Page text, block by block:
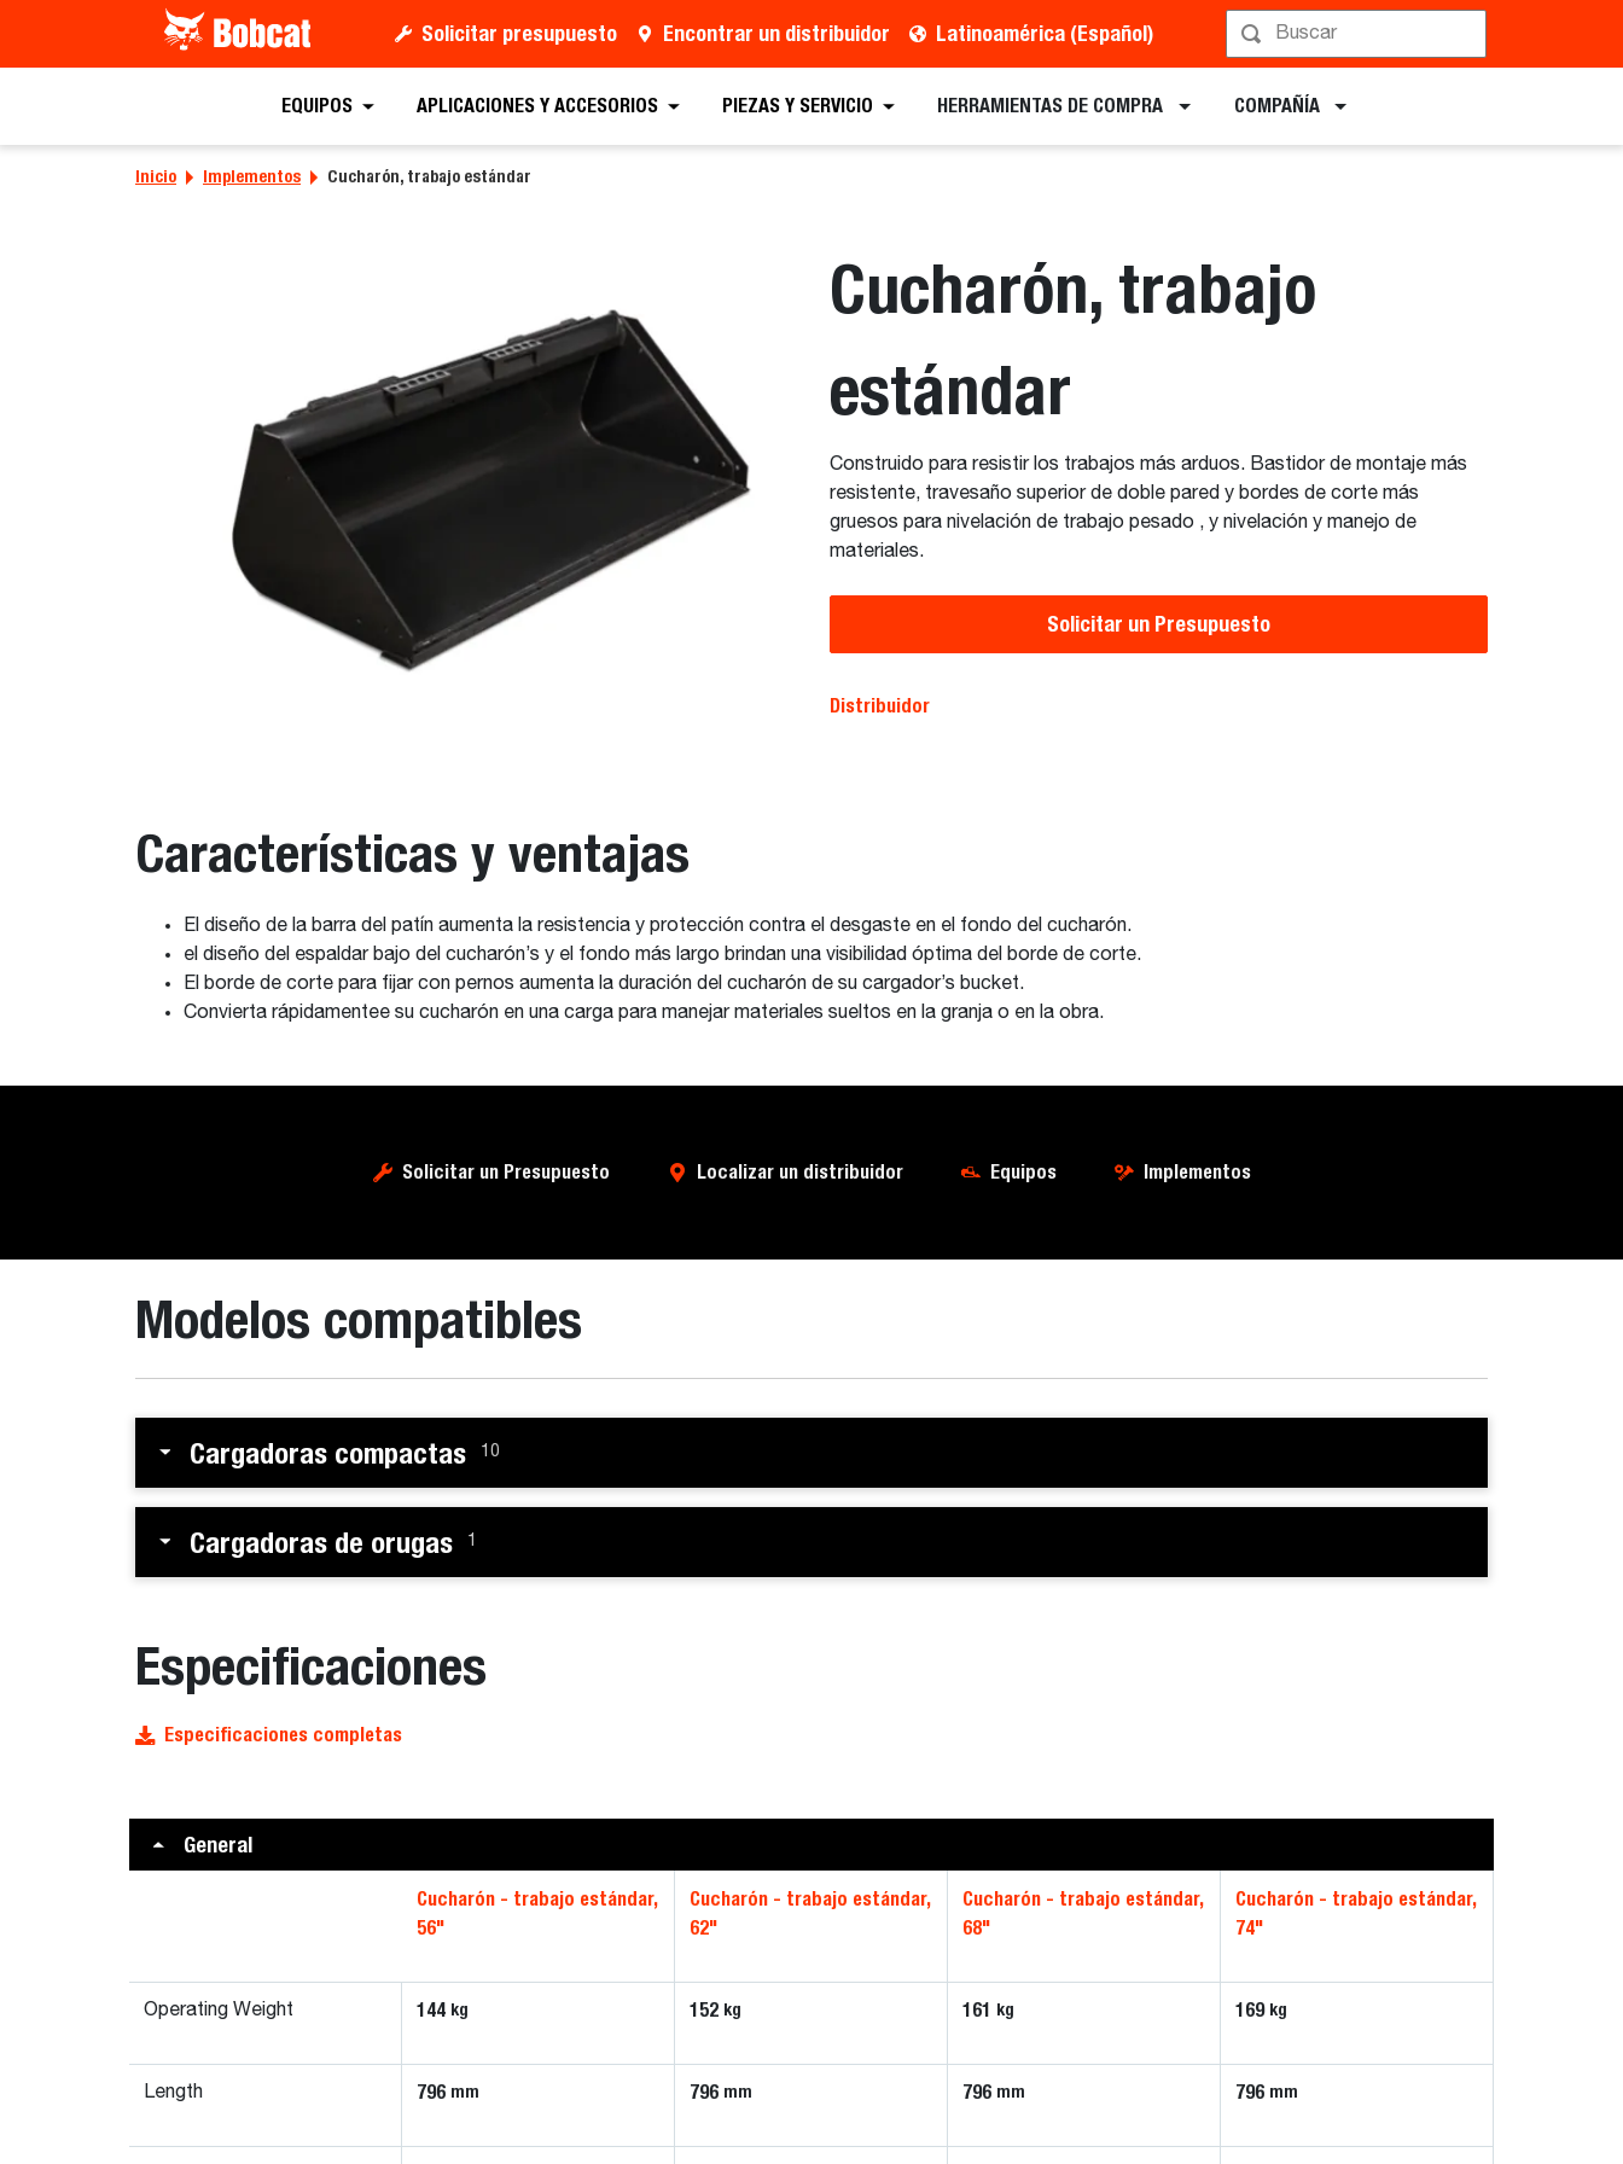
Solicitar presupuesto Encontrar un distribuidor Latinoamérica (Español)
EQUIPOS APLICACIONES Y ACCESORIOS PIEZAS Y SERVICIO HERRAMIENTAS DE COMPRA COMPAÑÍA
Inicio Implementos Cucharón, trabajo estándar
Cucharón, trabajo
estándar
Construido para resistir los trabajos más arduos. Bastidor de montaje más
resistente, travesaño superior de doble pared y bordes de corte más
gruesos para nivelación de trabajo pesado , y nivelación y manejo de
materiales.
Solicitar un Presupuesto
Distribuidor
Características y ventajas
El diseño de la barra del patín aumenta la resistencia y protección contra el desgaste en el fondo del cucharón.
el diseño del espaldar bajo del cucharón’s y el fondo más largo brindan una visibilidad óptima del borde de corte.
El borde de corte para fijar con pernos aumenta la duración del cucharón de su cargador’s bucket.
Convierta rápidamentee su cucharón en una carga para manejar materiales sueltos en la granja o en la obra.
Solicitar un Presupuesto Localizar un distribuidor Equipos Implementos
Solicitar un Presupuesto Localizar un distribuidor Equipos Implementos
Modelos compatibles
Cargadoras compactas 10
Cargadoras de orugas 1
Especificaciones
Especificaciones completas
General
Cucharón - trabajo estándar,
56"
Cucharón - trabajo estándar,
62"
Cucharón - trabajo estándar,
68"
Cucharón - trabajo estándar,
74"
Operating Weight 144 kg 152 kg 161 kg 169 kg
Length 796 mm 796 mm 796 mm 796 mm